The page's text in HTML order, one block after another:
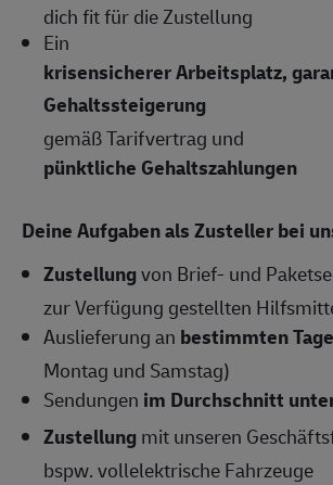
dich fit für die Zustellung
Ein
krisensicherer Arbeitsplatz,
Gehaltssteigerung
gemäß Tarifvertrag und
pünktliche Gehaltszahlungen
Deine Aufgaben als Zusteller bei
Zustellungvon Brief- und
zur Verfügung gestellten
Auslieferung an bestimmten
Montag und Samstag)
Sendungen im Durchschnitt
Zustellungmit unseren
bspw. vollelektrische Fahrzeuge